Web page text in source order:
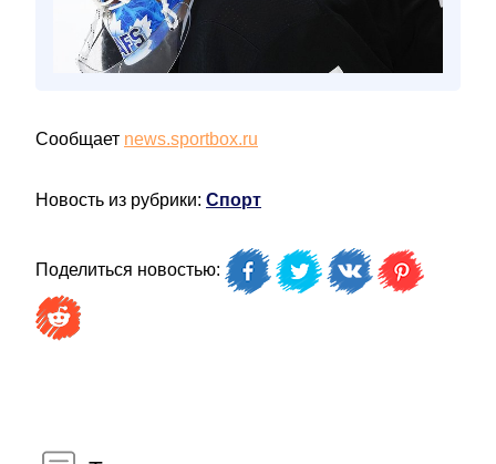
Сообщает news.sportbox.ru
Новость из рубрики: Спорт
Поделиться новостью: